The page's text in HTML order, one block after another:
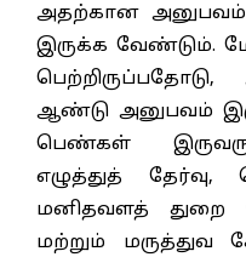
அதற்கான
இருக்க வேண்டும்.
ஆண்டு அனுபவம்
பெண்கள்
எழுத்துத்
மனிதவளத் துறை
மற்றும் மருத்துவ